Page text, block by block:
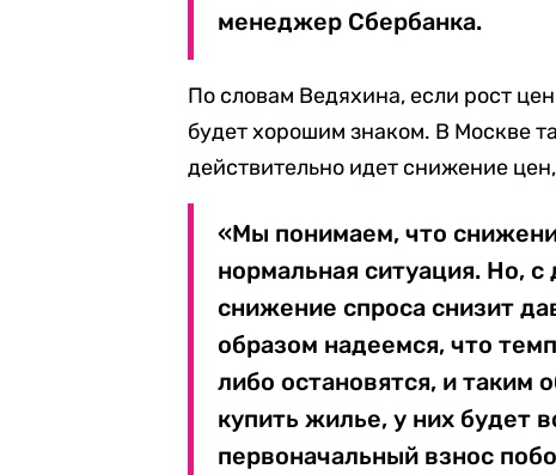
менеджер Сбербанка.
По словам Ведяхина, если рост
будет хорошим знаком. В Москве
действительно идет снижение
«Мы понимаем, что
нормальная ситуация. Но,
снижение спроса снизит
образом надеемся, что
либо остановятся, и таким
купить жилье, у них будет
первоначальный взнос